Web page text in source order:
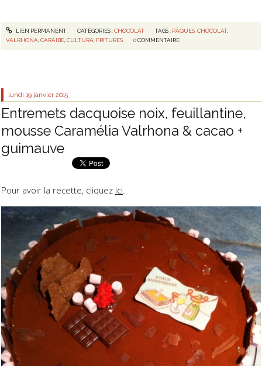
LIEN PERMANENT CATÉGORIES :CHOCOLAT TAGS : PÂQUES,CHOCOLAT,
VALRHONA,CARAÏBE,CULTURA, FRITURES 0 COMMENTAIRE
lundi 19 janvier 2015
Entremets dacquoise noix, feuillantine,
mousse Caramélia Valrhona & cacao +
guimauve
Pour avoir la recette, cliquez ici